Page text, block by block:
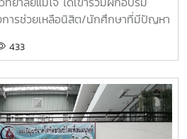
การช่วยเหลือนิสิต/นักศึกษาที่มีปัญหา
ห้องบรรยาย ชั้น 1 กองพัฒนานิสิต
ปอ. และเครือข่ายสมาคมอุดมศึกษา
อท.) การอบรมครั้งนี้มุ่งเน้นการ
จำเป็นในการดูแลนิสิตนักศึกษา
433